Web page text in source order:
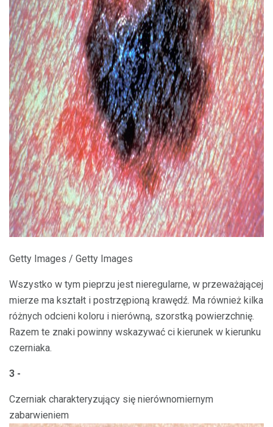
ad
Getty Images / Getty Images
Wszystko w tym pieprzu jest nieregularne, w przeważającej
mierze ma kształt i postrzępioną krawędź. Ma również kilka
różnych odcieni koloru i nierówną, szorstką powierzchnię.
Razem te znaki powinny wskazywać ci kierunek w kierunku
czerniaka.
3 -
Czerniak charakteryzujący się nierównomiernym
zabarwieniem